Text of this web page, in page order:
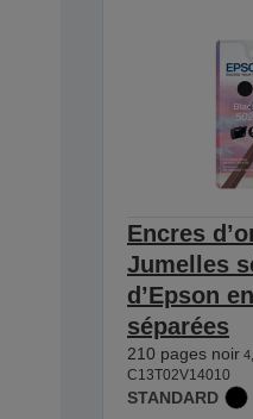
Encres
Jumelles
d’Epson
séparées
210 pages noir
C13T02V14010
STANDARD